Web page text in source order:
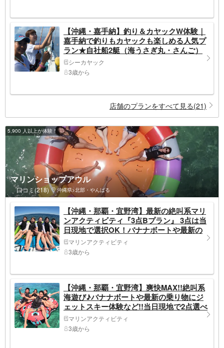
【沖縄・嘉手納】釣り＆カヤックW体験｜
嘉手納で釣りもカヤックも楽しめる人気プ
ラン★自社船2艇（海うさぎ丸・さんご）
で出航★釣った魚は食堂で調理OK★3歳〜
可・写真データ無料
シーカヤック
3歳から
店舗のプランをすべて見る(21)
5,900 人以上が体験！
マリンショップアウル
口コミ(218) 沖縄県>北部・やんばる
【沖縄・那覇・宜野湾】最新の絶叫系マリ
ンアクティビティ『3点Bプラン』 3点は当
日現地で選択OK！バナナボートや最新の
乗り物がいっぱい♪
マリンアクティビティ
3歳から
【沖縄・那覇・宜野湾】爽快MAX!!絶叫系
海遊び♪バナナボートや最新の乗り物にジ
ェットスキー体験など!!当日現地で2点選べ
る大人気プラン『Aプラン♪』
マリンアクティビティ
3歳から